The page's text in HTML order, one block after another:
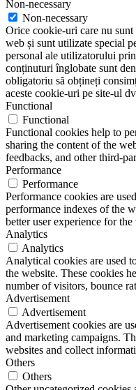
Non-necessary
Non-necessary
Orice cookie-uri care nu
web și sunt utilizate special
personal ale utilizatorului
conținuturi înglobate sunt
obligatoriu să obțineți
aceste cookie-uri pe site-ul
Functional
Functional
Functional cookies help to
sharing the content of the
feedbacks, and other third-
Performance
Performance
Performance cookies are
performance indexes of the
better user experience for the
Analytics
Analytics
Analytical cookies are used
the website. These cookies
number of visitors, bounce
Advertisement
Advertisement
Advertisement cookies are
and marketing campaigns.
websites and collect
Others
Others